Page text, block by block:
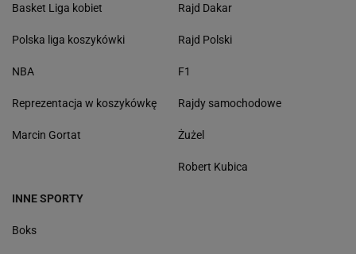
Basket Liga kobiet
Polska liga koszykówki
NBA
Reprezentacja w koszykówkę
Marcin Gortat
Rajd Dakar
Rajd Polski
F1
Rajdy samochodowe
Żużel
Robert Kubica
INNE SPORTY
Boks